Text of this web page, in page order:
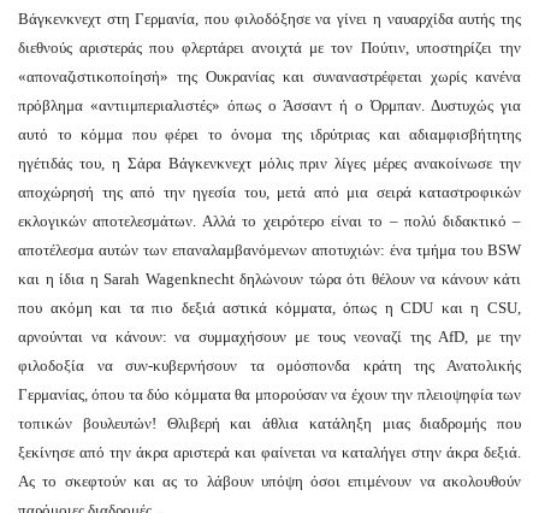
Βάγκενκνεχτ στη Γερμανία, που φιλοδόξησε να γίνει η ναυαρχίδα αυτής της
διεθνούς αριστεράς που φλερτάρει ανοιχτά με τον Πούτιν, υποστηρίζει την
«αποναζιστικοποίησή» της Ουκρανίας και συναναστρέφεται χωρίς κανένα
πρόβλημα «αντιιμπεριαλιστές» όπως ο Άσσαντ ή ο Όρμπαν. Δυστυχώς για
αυτό το κόμμα που φέρει το όνομα της ιδρύτριας και αδιαμφισβήτητης
ηγέτιδάς του, η Σάρα Βάγκενκνεχτ μόλις πριν λίγες μέρες ανακοίνωσε την
αποχώρησή της από την ηγεσία του, μετά από μια σειρά καταστροφικών
εκλογικών αποτελεσμάτων. Αλλά το χειρότερο είναι το – πολύ διδακτικό –
αποτέλεσμα αυτών των επαναλαμβανόμενων αποτυχιών: ένα τμήμα του BSW
και η ίδια η Sarah Wagenknecht δηλώνουν τώρα ότι θέλουν να κάνουν κάτι
που ακόμη και τα πιο δεξιά αστικά κόμματα, όπως η CDU και η CSU,
αρνούνται να κάνουν: να συμμαχήσουν με τους νεοναζί της AfD, με την
φιλοδοξία να συν-κυβερνήσουν τα ομόσπονδα κράτη της Ανατολικής
Γερμανίας, όπου τα δύο κόμματα θα μπορούσαν να έχουν την πλειοψηφία των
τοπικών βουλευτών! Θλιβερή και άθλια κατάληξη μιας διαδρομής που
ξεκίνησε από την άκρα αριστερά και φαίνεται να καταλήγει στην άκρα δεξιά.
Ας το σκεφτούν και ας το λάβουν υπόψη όσοι επιμένουν να ακολουθούν